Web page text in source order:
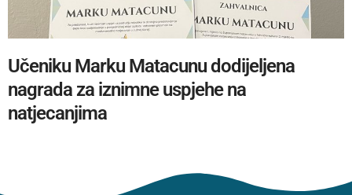
Učeniku Marku Matacunu dodijeljena
nagrada za iznimne uspjehe na
natjecanjima